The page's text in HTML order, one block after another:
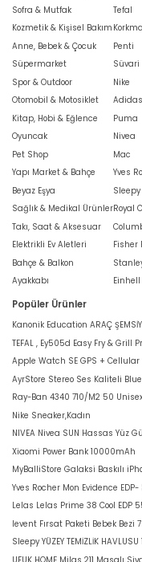
Sofra & Mutfak
Kozmetik & Kişisel Bakım
Anne, Bebek & Çocuk
Süpermarket
Spor & Outdoor
Otomobil & Motosiklet
Kitap, Hobi & Eğlence
Oyuncak
Pet Shop
Yapı Market & Bahçe
Beyaz Eşya
Sağlık & Medikal Ürünler
Takı, Saat & Aksesuar
Elektrikli Ev Aletleri
Bahçe & Balkon
Ayakkabı
Tefal
Penti
Süvari
Nike
Adidas
Puma
Nivea
Mac
Yves
Sleepy
Royal
Fisher
Einhell
Popüler Ürünler
Kanonik Education ARAÇ
TEFAL , Ey505d Easy Fry & Grill
Apple Watch SE GPS +
AyrStore Stereo Ses Kaliteli
Ray-Ban 4340 710/M2 50
Nike Sneaker,Kadın
NIVEA Nivea SUN Hassas Yüz
Xiaomi Power Bank 10000mAh
MyBalliStore Galaksi Baskılı
Yves Rocher Mon Evidence
Lelas Lelas Prime 38 Cool EDP
levent Fırsat Paketi Bebek
Sleepy YÜZEY TEMİZLİK HAVLUSU
UFUK HOME Milas 211 Masalı